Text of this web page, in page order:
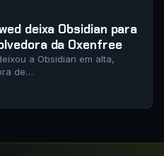
deixa Obsidian para
da Oxenfree
a Obsidian em alta,
de…